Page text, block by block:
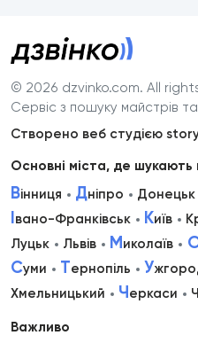
© 2026 dzvinko.com. All
Сервіс з пошуку майстрів та
Створено веб студією
Основні міста, де
Вінниця Дніпро Донецьк
Івано-Франківськ Київ
Луцьк
Львів Миколаїв
Суми Тернопіль У
Хмельницький
Черкаси
Важливо